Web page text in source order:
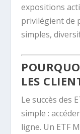
expositions
privilégient de
simples,
LES
Le succès des
simple :
ligne. Un ETF